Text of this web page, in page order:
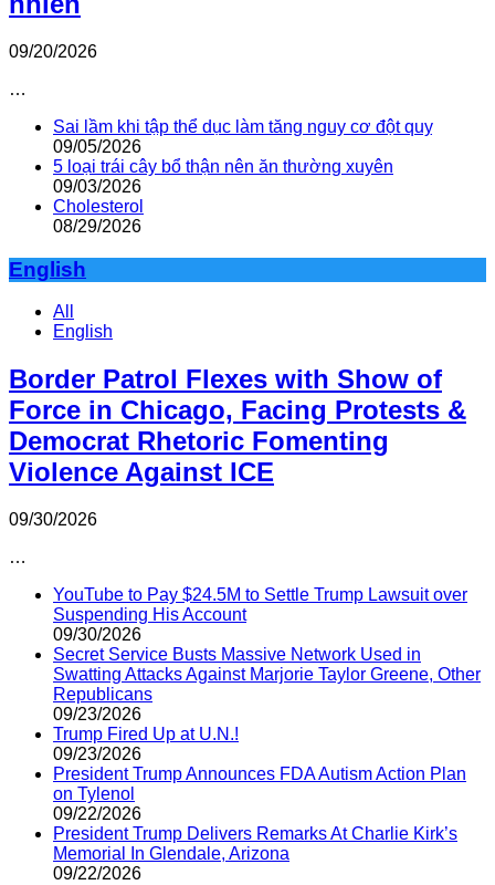
09/20/2026
…
Sai lầm khi tập thể dục làm tăng nguy cơ đột quỵ
09/05/2026
5 loại trái cây bổ thận nên ăn thường xuyên
09/03/2026
Cholesterol
08/29/2026
English
All
English
Border Patrol Flexes with Show of
Force in Chicago, Facing Protests &
Democrat Rhetoric Fomenting
Violence Against ICE
09/30/2026
…
YouTube to Pay $24.5M to Settle Trump Lawsuit over
Suspending His Account
09/30/2026
Secret Service Busts Massive Network Used in
Swatting Attacks Against Marjorie Taylor Greene, Other
Republicans
09/23/2026
Trump Fired Up at U.N.!
09/23/2026
President Trump Announces FDA Autism Action Plan
on Tylenol
09/22/2026
President Trump Delivers Remarks At Charlie Kirk’s
Memorial In Glendale, Arizona
09/22/2026